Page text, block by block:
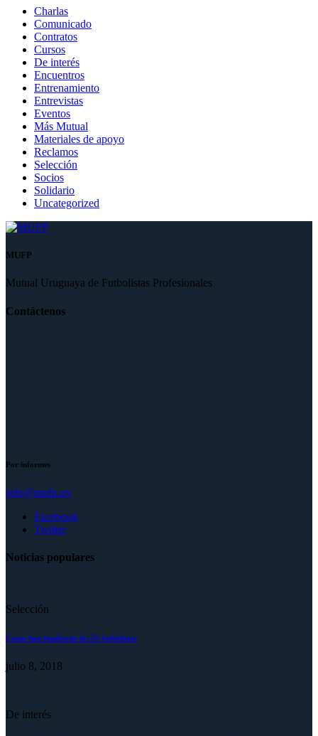
Charlas
Comunicado
Contratos
Cursos
De interés
Encuentros
Entrenamiento
Entrevistas
Eventos
Más Mutual
Materiales de apoyo
Reclamos
Selección
Socios
Solidario
Uncategorized
MUFP
Mutual Uruguaya de Futbolistas Profesionales
Contáctenos
Por informes
info@mufp.uy
Facebook
Twitter
Noticias populares
Selección
Como han finalizado los 55 futbolistas
julio 8, 2018
De interés